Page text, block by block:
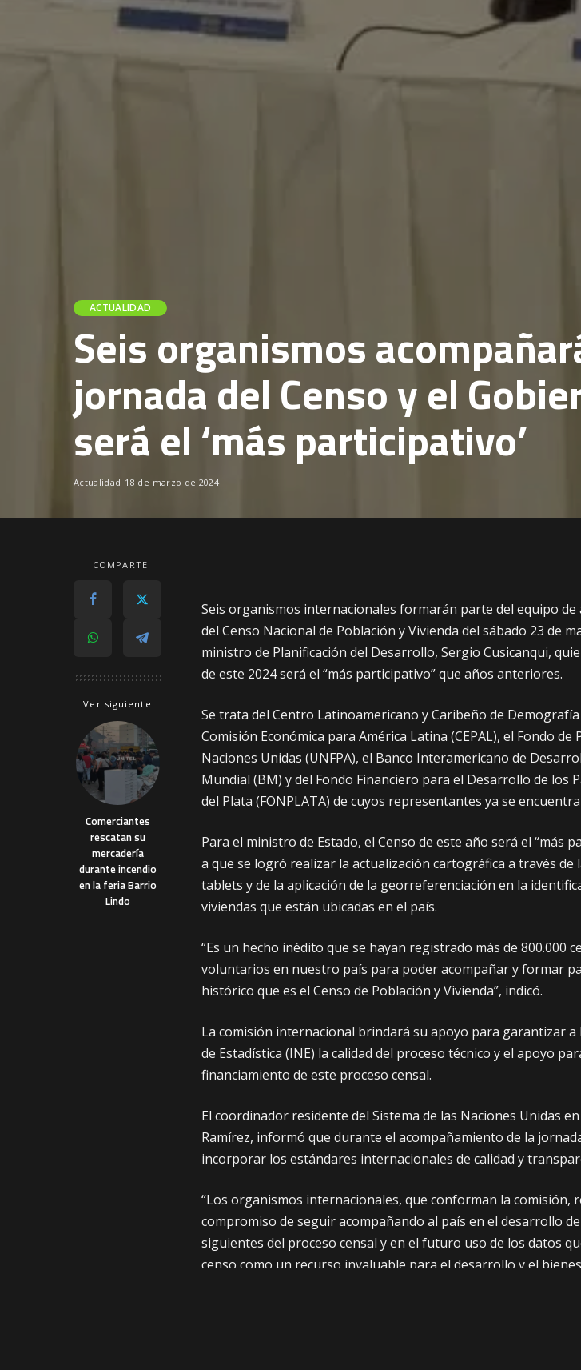
ACTUALIDAD
Seis organismos
jornada del Censo y el
será el ‘más participativo’
Actualidad 18 de marzo de 2024
COMPARTE
Ver siguiente
Comerciantes
rescatan su
mercadería
durante incendio
en la feria Barrio
Lindo
Seis organismos internacionales formarán parte del equipo de
del Censo Nacional de Población y Vivienda del sábado 23 de
ministro de Planificación del Desarrollo, Sergio Cusicanqui,
de este 2024 será el “más participativo” que años anteriores.
Se trata del Centro Latinoamericano y Caribeño de Demografía
Comisión Económica para América Latina (CEPAL), el Fondo de
Naciones Unidas (UNFPA), el Banco Interamericano de
Mundial (BM) y del Fondo Financiero para el Desarrollo de los
del Plata (FONPLATA) de cuyos representantes ya se
Para el ministro de Estado, el Censo de este año será el “más
a que se logró realizar la actualización cartográfica a través de
tablets y de la aplicación de la georreferenciación en la
viviendas que están ubicadas en el país.
“Es un hecho inédito que se hayan registrado más de 800.000
voluntarios en nuestro país para poder acompañar y formar
histórico que es el Censo de Población y Vivienda”, indicó.
La comisión internacional brindará su apoyo para garantizar
de Estadística (INE) la calidad del proceso técnico y el apoyo
financiamiento de este proceso censal.
El coordinador residente del Sistema de las Naciones Unidas
Ramírez, informó que durante el acompañamiento de la
incorporar los estándares internacionales de calidad y
“Los organismos internacionales, que conforman la comisión,
compromiso de seguir acompañando al país en el desarrollo
siguientes del proceso censal y en el futuro uso de los datos
censo como un recurso invaluable para el desarrollo y el